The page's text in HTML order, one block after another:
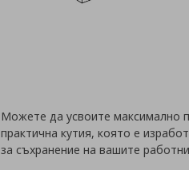
Можете да усвоите максимално
практична кутия, която е
за съхранение на вашите